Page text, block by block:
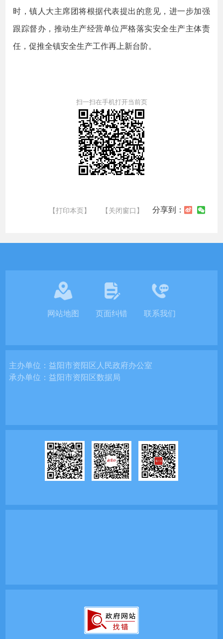
时，镇人大主席团将根据代表提出的意见，进一步加强
跟踪督办，推动生产经营单位严格落实安全生产主体责
任，促推全镇安全生产工作再上新台阶。
扫一扫在手机打开当前页
【打印本页】 【关闭窗口】 分享到：
网站地图 页面纠错 联系我们
主办单位：益阳市资阳区人民政府办公室
承办单位：益阳市资阳区数据局